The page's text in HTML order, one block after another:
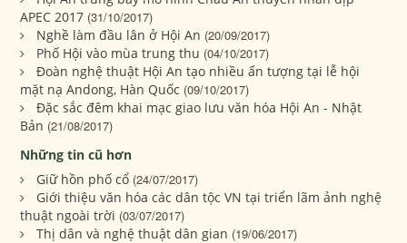
APEC 2017 (31/10/2017)
Nghề làm đầu lân ở Hội An (20/09/2017)
Phố Hội vào mùa trung thu (04/10/2017)
Đoàn nghệ thuật Hội An tạo nhiều ấn tượng tại lễ hội
mặt nạ Andong, Hàn Quốc (09/10/2017)
Đặc sắc đêm khai mạc giao lưu văn hóa Hội An - Nhật
Bản (21/08/2017)
Những tin cũ hơn
Giữ hồn phố cổ (24/07/2017)
Giới thiệu văn hóa các dân tộc VN tại triển lãm ảnh nghệ
thuật ngoài trời (03/07/2017)
Thị dân và nghệ thuật dân gian (19/06/2017)